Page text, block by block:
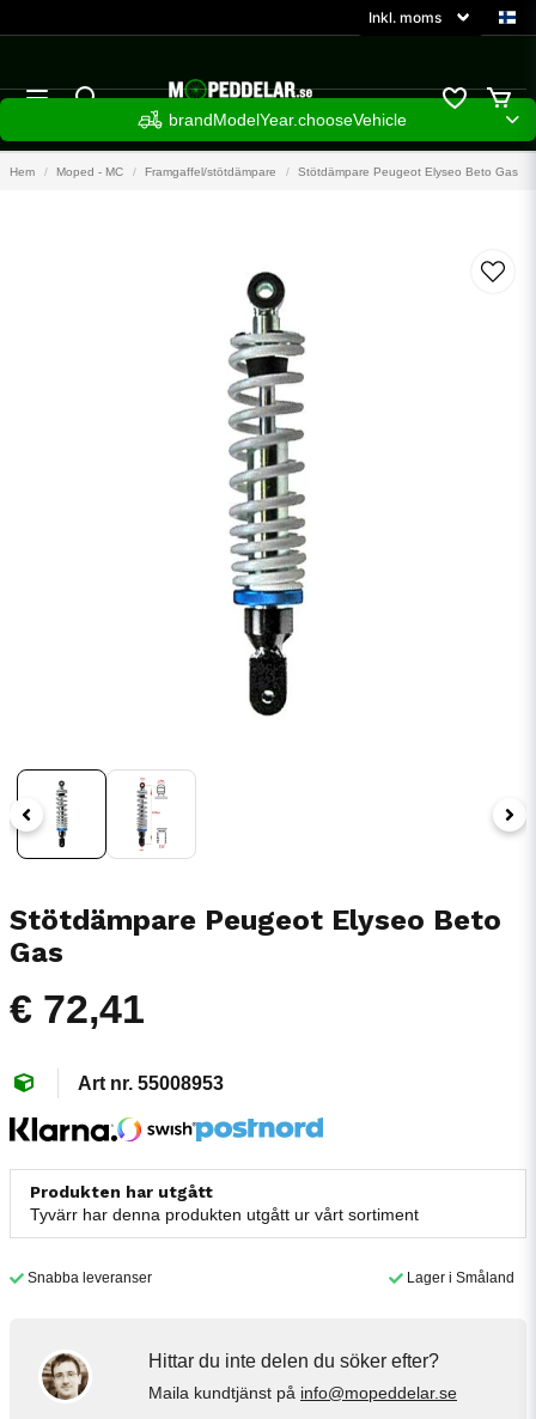
brandModelYear.chooseVehicle
Hem Moped - MC Framgaffel/stötdämpare Stötdämpare Peugeot Elyseo Beto Gas
Stötdämpare Peugeot Elyseo Beto
Gas
€ 72,41
55008953
Produkten har utgått
Tyvärr har denna produkten utgått ur vårt sortiment
Snabba leveranser Lager i Småland
Hittar du inte delen du söker efter?
Maila kundtjänst på info@mopeddelar.se